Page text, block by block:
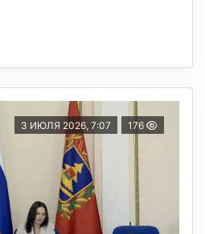
3 ИЮЛЯ 2026, 7:07 176